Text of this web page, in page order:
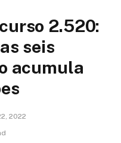
2.520:
seis
acumula
2022